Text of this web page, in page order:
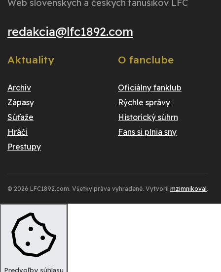
Web slovenských a českých fanúšikov LFC
redakcia@lfc1892.com
Aktuality
Archív
Zápasy
Súťaže
Hráči
Prestupy
O fanclube
Oficiálny fanklub
Rýchle správy
Historický súhrn
Fans si plnia sny
© 2026 LFC1892.com. Všetky práva vyhradené. Vytvoril mzimnikoval .
Predvoľby súhlasu